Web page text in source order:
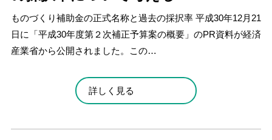
ものづくり補助金の正式名称と過去の採択率 平成30年12月21
日に「平成30年度第２次補正予算案の概要」のPR資料が経済
産業省から公開されました。この…
詳しく見る